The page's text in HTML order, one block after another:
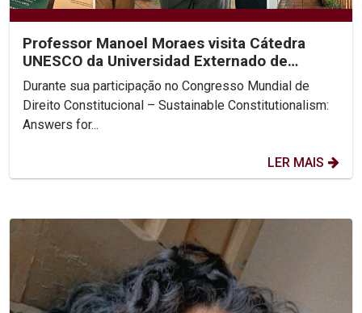
Professor Manoel Moraes visita Cátedra
UNESCO da Universidad Externado de
Colombia
Durante sua participação no Congresso Mundial de
Direito Constitucional – Sustainable Constitutionalism:
Answers for...
LER MAIS